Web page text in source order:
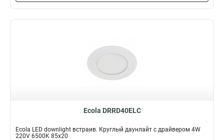
Ecola DRRD40ELC
Ecola LED downlight встраив. Круглый даунлайт с драйвером 4W
220V 6500K 85x20